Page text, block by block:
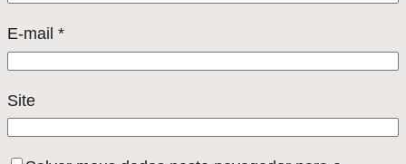
E-mail *
Site